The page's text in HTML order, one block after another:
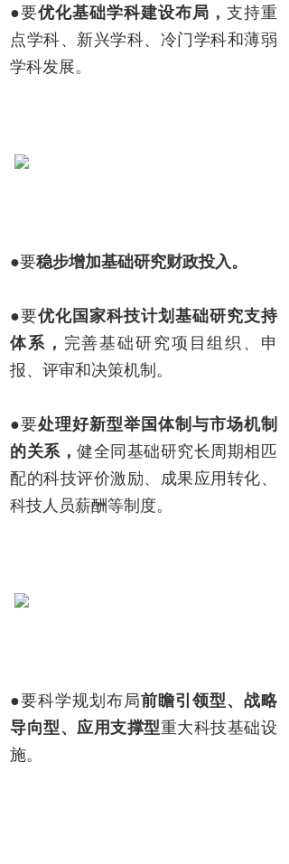
●要优化基础学科建设布局， 支持重
点学科、新兴学科、冷门学科和薄弱
学科发展。
●要稳步增加基础研究财政投入。
●要优化国家科技计划基础研究支持
体系， 完善基础研究项目组织、申
报、评审和决策机制。
●要处理好新型举国体制与市场机制
的关系，健全同基础研究长周期相匹
配的科技评价激励、成果应用转化、
科技人员薪酬等制度。
●要科学规划布局前瞻引领型、战略
导向型、应用支撑型重大科技基础设
施。